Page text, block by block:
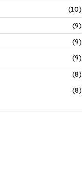
(10)
(9)
(9)
(9)
(8)
(8)